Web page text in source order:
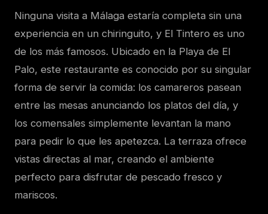
Ninguna visita a Málaga estaría completa sin una
experiencia en un chiringuito, y El Tintero es uno
de los más famosos. Ubicado en la Playa de El
Palo, este restaurante es conocido por su singular
forma de servir la comida: los camareros pasean
entre las mesas anunciando los platos del día, y
los comensales simplemente levantan la mano
para pedir lo que les apetezca. La terraza ofrece
vistas directas al mar, creando el ambiente
perfecto para disfrutar de pescado fresco y
mariscos.